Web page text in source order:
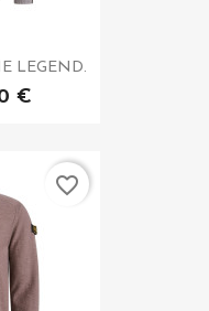
LEGEND.
€
favorite_border